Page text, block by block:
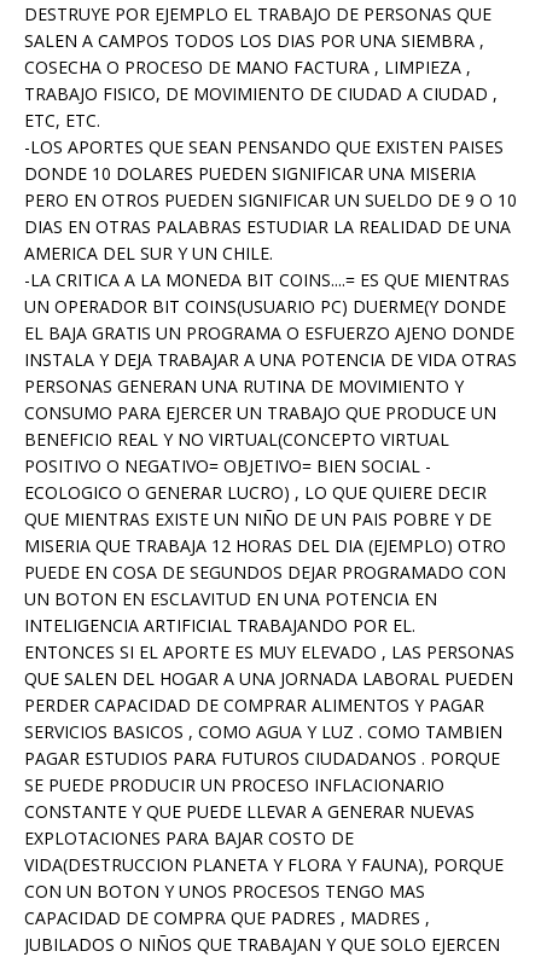
DESTRUYE POR EJEMPLO EL TRABAJO DE PERSONAS QUE
SALEN A CAMPOS TODOS LOS DIAS POR UNA SIEMBRA ,
COSECHA O PROCESO DE MANO FACTURA , LIMPIEZA ,
TRABAJO FISICO, DE MOVIMIENTO DE CIUDAD A CIUDAD ,
ETC, ETC.
-LOS APORTES QUE SEAN PENSANDO QUE EXISTEN PAISES
DONDE 10 DOLARES PUEDEN SIGNIFICAR UNA MISERIA
PERO EN OTROS PUEDEN SIGNIFICAR UN SUELDO DE 9 O 10
DIAS EN OTRAS PALABRAS ESTUDIAR LA REALIDAD DE UNA
AMERICA DEL SUR Y UN CHILE.
-LA CRITICA A LA MONEDA BIT COINS....= ES QUE MIENTRAS
UN OPERADOR BIT COINS(USUARIO PC) DUERME(Y DONDE
EL BAJA GRATIS UN PROGRAMA O ESFUERZO AJENO DONDE
INSTALA Y DEJA TRABAJAR A UNA POTENCIA DE VIDA OTRAS
PERSONAS GENERAN UNA RUTINA DE MOVIMIENTO Y
CONSUMO PARA EJERCER UN TRABAJO QUE PRODUCE UN
BENEFICIO REAL Y NO VIRTUAL(CONCEPTO VIRTUAL
POSITIVO O NEGATIVO= OBJETIVO= BIEN SOCIAL -
ECOLOGICO O GENERAR LUCRO) , LO QUE QUIERE DECIR
QUE MIENTRAS EXISTE UN NIÑO DE UN PAIS POBRE Y DE
MISERIA QUE TRABAJA 12 HORAS DEL DIA (EJEMPLO) OTRO
PUEDE EN COSA DE SEGUNDOS DEJAR PROGRAMADO CON
UN BOTON EN ESCLAVITUD EN UNA POTENCIA EN
INTELIGENCIA ARTIFICIAL TRABAJANDO POR EL.
ENTONCES SI EL APORTE ES MUY ELEVADO , LAS PERSONAS
QUE SALEN DEL HOGAR A UNA JORNADA LABORAL PUEDEN
PERDER CAPACIDAD DE COMPRAR ALIMENTOS Y PAGAR
SERVICIOS BASICOS , COMO AGUA Y LUZ . COMO TAMBIEN
PAGAR ESTUDIOS PARA FUTUROS CIUDADANOS . PORQUE
SE PUEDE PRODUCIR UN PROCESO INFLACIONARIO
CONSTANTE Y QUE PUEDE LLEVAR A GENERAR NUEVAS
EXPLOTACIONES PARA BAJAR COSTO DE
VIDA(DESTRUCCION PLANETA Y FLORA Y FAUNA), PORQUE
CON UN BOTON Y UNOS PROCESOS TENGO MAS
CAPACIDAD DE COMPRA QUE PADRES , MADRES ,
JUBILADOS O NIÑOS QUE TRABAJAN Y QUE SOLO EJERCEN